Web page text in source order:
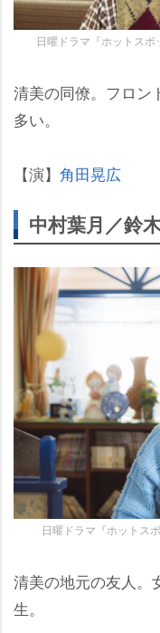
日曜ドラマ『ホットス
清美の同僚。フロン
多い。
【演】 角田晃広
中村葉月／鈴
日曜ドラマ『ホットス
清美の地元の友人。
生。